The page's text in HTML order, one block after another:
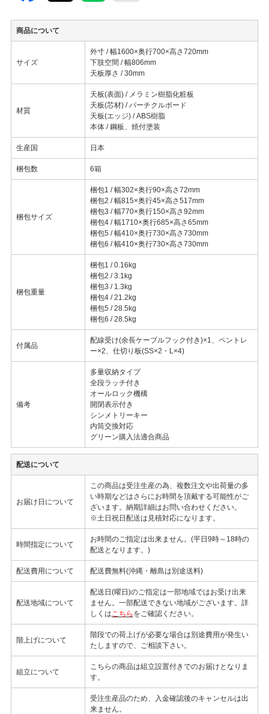
商品について
サイズ
外寸 / 幅1600×奥行700×高さ720mm
下肢空間 / 幅806mm
天板厚さ / 30mm
材質
天板(表面) / メラミン樹脂化粧板
天板(芯材) / パーチクルボード
天板(エッジ) / ABS樹脂
本体 / 鋼板、焼付塗装
生産国 日本
梱包数 6箱
梱包サイズ
梱包1 / 幅302×奥行90×高さ72mm
梱包2 / 幅815×奥行45×高さ517mm
梱包3 / 幅770×奥行150×高さ92mm
梱包4 / 幅1710×奥行685×高さ65mm
梱包5 / 幅410×奥行730×高さ730mm
梱包6 / 幅410×奥行730×高さ730mm
梱包重量
梱包1 / 0.16kg
梱包2 / 3.1kg
梱包3 / 1.3kg
梱包4 / 21.2kg
梱包5 / 28.5kg
梱包6 / 28.5kg
付属品
配線受け(余長ケーブルフック付き)×1、ペントレ
ー×2、仕切り板(SS×2・L×4)
備考
多量収納タイプ
全段ラッチ付き
オールロック機構
開閉表示付き
シンメトリーキー
内筒交換対応
グリーン購入法適合商品
配送について
お届け日について
この商品は受注生産の為、複数注文や出荷量の多
い時期などはさらにお時間を頂戴する可能性がご
ざいます。納期詳細はお問い合わせください。
※土日祝日配送は見積対応になります。
時間指定について
お時間のご指定は出来ません。(平日9時～18時の
配送となります。)
配送費用について 配送費無料(沖縄・離島は別途送料)
配送地域について
配送日(曜日)のご指定は一部地域ではお受け出来
ません。一部配送できない地域がございます。詳
しくはこちら をご確認ください。
階上げについて
階段での荷上げが必要な場合は別途費用が発生い
たしますので、ご相談下さい。
組立について
こちらの商品は組立設置付きでのお届けとなりま
す。
受注生産品のため、入金確認後のキャンセルは出
来ません。